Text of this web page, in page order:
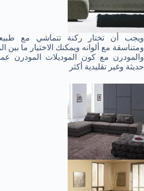
ويجب أن تختار ركنة تتماشي مع
ومتناسقة مع ألوانه ويمكنك الاختيار ما بين
والمودرن مع كون الموديلات المودرن
حديثة وغير تقليدية أكثر